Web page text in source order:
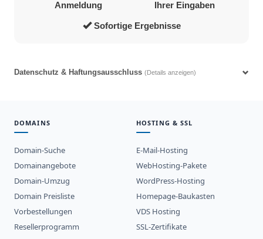
Anmeldung
Ihrer Eingaben
Sofortige Ergebnisse
Datenschutz & Haftungsausschluss (Details anzeigen)
DOMAINS
Domain-Suche
Domainangebote
Domain-Umzug
Domain Preisliste
Vorbestellungen
Resellerprogramm
HOSTING & SSL
E-Mail-Hosting
WebHosting-Pakete
WordPress-Hosting
Homepage-Baukasten
VDS Hosting
SSL-Zertifikate